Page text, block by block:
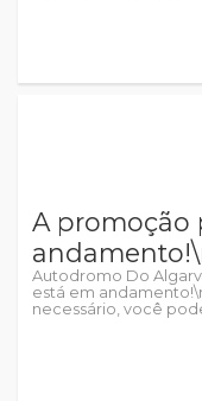
A promoção
Autodromo Do
está em
necessário, você